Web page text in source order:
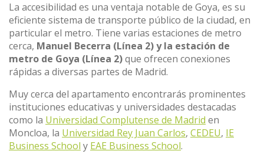
La accesibilidad es una ventaja notable de Goya, es su
eficiente sistema de transporte público de la ciudad, en
particular el metro. Tiene varias estaciones de metro
cerca, Manuel Becerra (Línea 2) y la estación de
metro de Goya (Línea 2)que ofrecen conexiones
rápidas a diversas partes de Madrid.
Muy cerca del apartamento encontrarás prominentes
instituciones educativas y universidades destacadas
como la Universidad Complutense de Madrid en
Moncloa, la Universidad Rey Juan Carlos, CEDEU, IE
Business School y EAE Business School.